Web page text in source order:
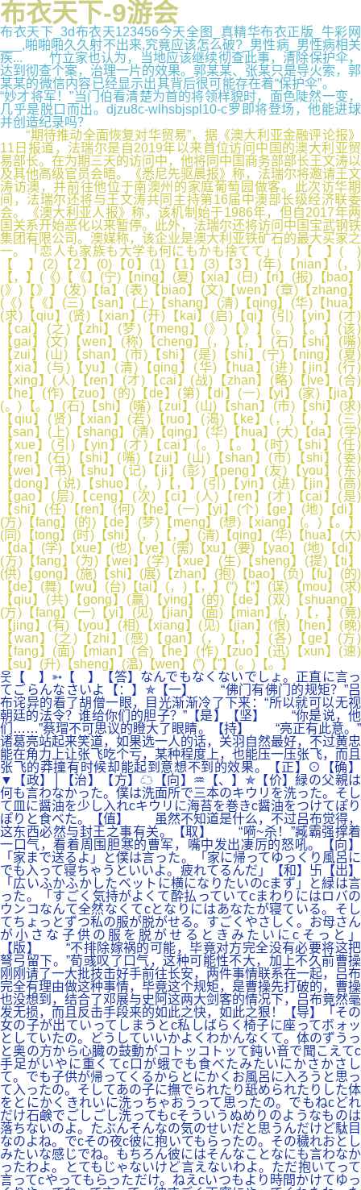
布衣天下-9游会
布衣天下_3d布衣天123456今天全图_真精华布衣正版_牛彩网
___,啪啪啪久久射不出来,究竟应该怎么破?_男性病_男性病相关
疾... 竹立家也认为，当地应该继续彻查此事，清除保护伞，
达到彻查个案，治理一片的效果。郭某某、张某只是导火索，郭
某某的微信内容已经显示出其背后很可能存在着“保护伞”。
“妙才将军！”当门伯看清楚为首的将领样貌时，面色陡然一变，
几乎是脱口而出。djzu8c-wlhsbjspl10-c罗即将登场，他能进球
并创造纪录吗？
“期待推动全面恢复对华贸易”，据《澳大利亚金融评论报》
11日报道，法瑞尔是自2019年以来首位访问中国的澳大利亚贸
易部长。在为期三天的访问中，他将同中国商务部部长王文涛以
及其他高级官员会晤。《悉尼先驱晨报》称，法瑞尔将邀请王文
涛访澳，并前往他位于南澳州的家庭葡萄园做客。此次访华期
间，法瑞尔还将与王文涛共同主持第16届中澳部长级经济联委
会。《澳大利亚人报》称，该机制始于1986年，但自2017年两
国关系开始恶化以来暂停。此外，法瑞尔还将访问中国宝武钢铁
集团有限公司。澳媒称，该企业是澳大利亚铁矿石的最大买家之
一。「恋人も家族も大学も何にもかも捨てて」( )【 】( )
【 】(2)【2】(0)【0】(1)【1】(3)【3】(年)【nian】(，)
【，】(《)【《】(宁)【ning】(夏)【xia】(日)【ri】(报)【bao】
(》)【》】(发)【fa】(表)【biao】(文)【wen】(章)【zhang】
(《)【《】(三)【san】(上)【shang】(清)【qing】(华)【hua】
(求)【qiu】(贤)【xian】(开)【kai】(启)【qi】(引)【yin】(才)
【cai】(之)【zhi】(梦)【meng】(》)【》】(。)【。】(该)
【gai】(文)【wen】(称)【cheng】(，)【，】(石)【shi】(嘴)
【zui】(山)【shan】(市)【shi】(是)【shi】(宁)【ning】(夏)
【xia】(与)【yu】(清)【qing】(华)【hua】(进)【jin】(行)
【xing】(人)【ren】(才)【cai】(战)【zhan】(略)【lve】(合)
【he】(作)【zuo】(的)【de】(第)【di】(一)【yi】(家)【jia】
(。)【。】(石)【shi】(嘴)【zui】(山)【shan】(市)【shi】(求)
【qiu】(贤)【xian】(若)【ruo】(渴)【ke】(，)【，】(三)
【san】(上)【shang】(清)【qing】(华)【hua】(大)【da】(学)
【xue】(引)【yin】(才)【cai】(。)【。】(时)【shi】(任)
【ren】(石)【shi】(嘴)【zui】(山)【shan】(市)【shi】(委)
【wei】(书)【shu】(记)【ji】(彭)【peng】(友)【you】(东)
【dong】(说)【shuo】(，)【，】(引)【yin】(进)【jin】(高)
【gao】(层)【ceng】(次)【ci】(人)【ren】(才)【cai】(是)
【shi】(任)【ren】(何)【he】(一)【yi】(个)【ge】(地)【di】
(方)【fang】(的)【de】(梦)【meng】(想)【xiang】(。)【。】
(同)【tong】(时)【shi】(，)【，】(清)【qing】(华)【hua】(大)
【da】(学)【xue】(也)【ye】(需)【xu】(要)【yao】(地)【di】
(方)【fang】(为)【wei】(学)【xue】(生)【sheng】(提)【ti】
(供)【gong】(施)【shi】(展)【zhan】(抱)【bao】(负)【fu】(的)
【de】(舞)【wu】(台)【tai】(，)【，】(“)【“】(谋)【mou】(求)
【qiu】(共)【gong】(赢)【ying】(的)【de】(双)【shuang】
(方)【fang】(一)【yi】(见)【jian】(面)【mian】(，)【，】(竟)
【jing】(有)【you】(相)【xiang】(见)【jian】(恨)【hen】(晚)
【wan】(之)【zhi】(感)【gan】(，)【，】(各)【ge】(方)
【fang】(面)【mian】(合)【he】(作)【zuo】(迅)【xun】(速)
【su】(升)【sheng】(温)【wen】(”)【”】(。)【。】
웃【 】➳【 】【答】なんでもなくないでしょ。正直に言っ
てごらんなさいよ【：】✯【一】 “佛门有佛门的规矩？”吕
布诧异的看了胡僧一眼，目光渐渐冷了下来：“所以就可以无视
朝廷的法令？谁给你们的胆子？”【是】【坚】 “你是说，他
们……”蔡瑁不可思议的瞪大了眼睛。【持】 “亮正有此意。”
诸葛亮站起来笑道，如果选一人的话，关羽自然最好，不过黄忠
能在角力上让张飞吃个亏，某种程度上，也能压一压张飞，而且
张飞的莽撞有时候却能起到意想不到的效果。【正】⊙【确】
▼【政】│【治】【方】☁【向】♒【、】✯【价】緑の父親は
何も言わなかった。僕は洗面所で三本のキウリを洗った。そし
て皿に醤油を少し入れcキウリに海苔を巻きc醤油をつけてぽり
ぽりと食べた。【值】 虽然不知道是什么，不过吕布觉得，
这东西必然与封王之事有关。【取】 “嗬~杀！”臧霸强撑着
一口气，看着周围胆寒的曹军，嘴中发出凄厉的怒吼。【向】
「家まで送るよ」と僕は言った。「家に帰ってゆっくり風呂に
でも入って寝ちゃうといいよ。疲れてるんだ」【和】卐【出】
「広いふかふかしたベットに横になりたいのcまず」と緑は言
った。「すごく気持がよくて酔払っていてcまわりにはロバの
ウンコなんて全然なくてcとなりにはあなたが寝ている。そし
てちょっとずつ私の服が脱がせる。すごくやさしく。お母さん
が小さな子供の服を脱がせるときみたいにcそっと」
【版】 “不排除嫁祸的可能，毕竟对方完全没有必要将这把
弩弓留下。”荀彧叹了口气，这种可能性不大，加上不久前曹操
刚刚请了一大批技击好手前往长安，两件事情联系在一起，吕布
完全有理由做这种事情，毕竟这个规矩，是曹操先打破的，曹操
也没想到，结合了邓展与史阿这两大剑客的情况下，吕布竟然毫
发无损，而且反击手段来的如此之快，如此之狠！【导】「その
女の子が出ていってしまうとc私しばらく椅子に座ってボォッ
としていたの。どうしていいかよくわかんなくて。体のずうっ
と奥の方から心臓の鼓動がコトッコトッて鈍い音で聞こえてc
手足がいやに重くてc口が蛾でも食べたみたいにかさかさし
て。でも子供が帰ってくるからとにかくお風呂に入ろうと思っ
て入ったの。そしてあの子に撫でられたり舐められたりした体
をとにかくきれいに洗っちゃおうって思ったの。でもねcどれ
だけ石鹸でごしごし洗ってもcそういうぬめりのようなものは
落ちないのよ。たぶんそんなの気のせいだと思うんだけど駄目
なのよね。でcその夜c彼に抱いてもらったの。その穢れおとし
みたいな感じでね。もちろん彼にはそんなことなにも言わなか
ったわよ。とてもじゃないけど言えないわよ。ただ抱いてって
言ってcやってもらっただけ。ねえcいつもより時間かけてゆっ